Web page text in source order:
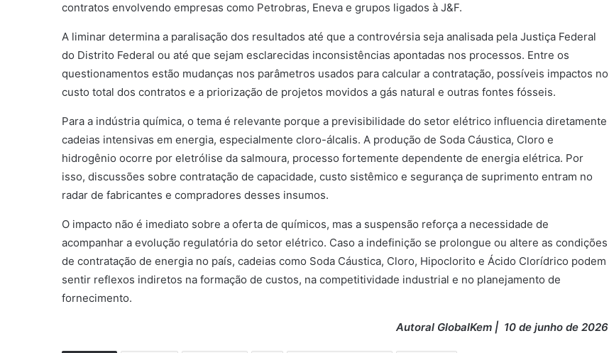
contratos envolvendo empresas como Petrobras, Eneva e grupos ligados à J&F.
A liminar determina a paralisação dos resultados até que a controvérsia seja analisada pela Justiça Federal
do Distrito Federal ou até que sejam esclarecidas inconsistências apontadas nos processos. Entre os
questionamentos estão mudanças nos parâmetros usados para calcular a contratação, possíveis impactos no
custo total dos contratos e a priorização de projetos movidos a gás natural e outras fontes fósseis.
Para a indústria química, o tema é relevante porque a previsibilidade do setor elétrico influencia diretamente
cadeias intensivas em energia, especialmente cloro-álcalis. A produção de Soda Cáustica, Cloro e
hidrogênio ocorre por eletrólise da salmoura, processo fortemente dependente de energia elétrica. Por
isso, discussões sobre contratação de capacidade, custo sistêmico e segurança de suprimento entram no
radar de fabricantes e compradores desses insumos.
O impacto não é imediato sobre a oferta de químicos, mas a suspensão reforça a necessidade de
acompanhar a evolução regulatória do setor elétrico. Caso a indefinição se prolongue ou altere as condições
de contratação de energia no país, cadeias como Soda Cáustica, Cloro, Hipoclorito e Ácido Clorídrico podem
sentir reflexos indiretos na formação de custos, na competitividade industrial e no planejamento de
fornecimento.
Autoral GlobalKem | 10 de junho de 2026